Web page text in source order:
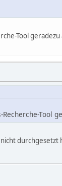
Tool geradezu
Tool
durchgesetzt